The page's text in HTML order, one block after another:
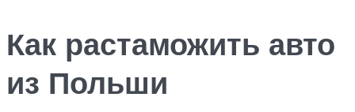
Как растаможить авто
из Польши